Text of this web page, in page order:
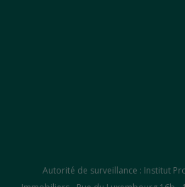
Autorité de surveillance : Institut